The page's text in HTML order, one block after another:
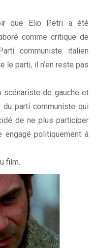
que Elio Petri a été
comme critique de
communiste italien
le parti, il n’en reste pas
scénariste de gauche et
du parti communiste qui
de ne plus participer
engagé politiquement à
film.